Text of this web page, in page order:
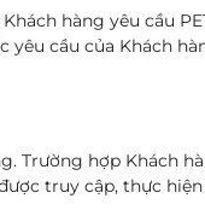
hàng yêu cầu
yêu cầu của Khách
Trường hợp Khách
truy cập, thực